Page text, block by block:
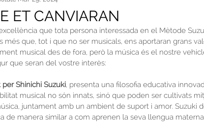
ET CANVIARAN
que tota persona interessada en el Mètode
que, tot i que no ser musicals, ens aportaran grans
musical des de fora, però la música és el nostre
que seran del vostre interès:
per Shinichi Suzuki, presenta una filosofia educativa
musical no són innats, sinó que poden ser cultivats
juntament amb un ambient de suport i amor. Suzuki
de manera similar a com aprenen la seva llengua